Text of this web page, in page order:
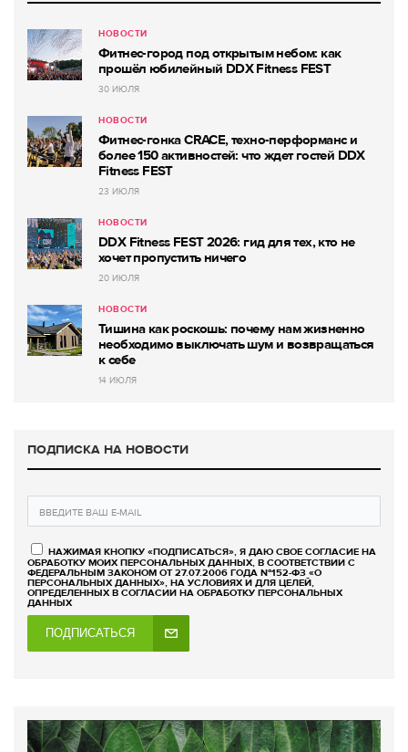
НОВОСТИ
Фитнес-город под открытым небом: как
прошёл юбилейный DDX Fitness FEST
30 ИЮЛЯ
НОВОСТИ
Фитнес-гонка CRACE, техно-перформанс и
более 150 активностей: что ждет гостей DDX
Fitness FEST
23 ИЮЛЯ
НОВОСТИ
DDX Fitness FEST 2026: гид для тех, кто не
хочет пропустить ничего
20 ИЮЛЯ
НОВОСТИ
Тишина как роскошь: почему нам жизненно
необходимо выключать шум и возвращаться
к себе
14 ИЮЛЯ
ПОДПИСКА НА НОВОСТИ
НАЖИМАЯ КНОПКУ «ПОДПИСАТЬСЯ», Я ДАЮ СВОЕ СОГЛАСИЕ НА
ОБРАБОТКУ МОИХ ПЕРСОНАЛЬНЫХ ДАННЫХ, В СООТВЕТСТВИИ С
ФЕДЕРАЛЬНЫМ ЗАКОНОМ ОТ 27.07.2006 ГОДА №152-ФЗ «О
ПЕРСОНАЛЬНЫХ ДАННЫХ», НА УСЛОВИЯХ И ДЛЯ ЦЕЛЕЙ,
ОПРЕДЕЛЕННЫХ В СОГЛАСИИ НА ОБРАБОТКУ ПЕРСОНАЛЬНЫХ
ДАННЫХ
ПОДПИСАТЬСЯ